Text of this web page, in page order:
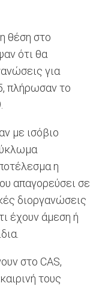
θέση στο
ότι θα
για
πλήρωσαν το
με ισόβιο
η
απαγορεύσει σε
διοργανώσεις
έχουν άμεση ή
στο CAS,
τους